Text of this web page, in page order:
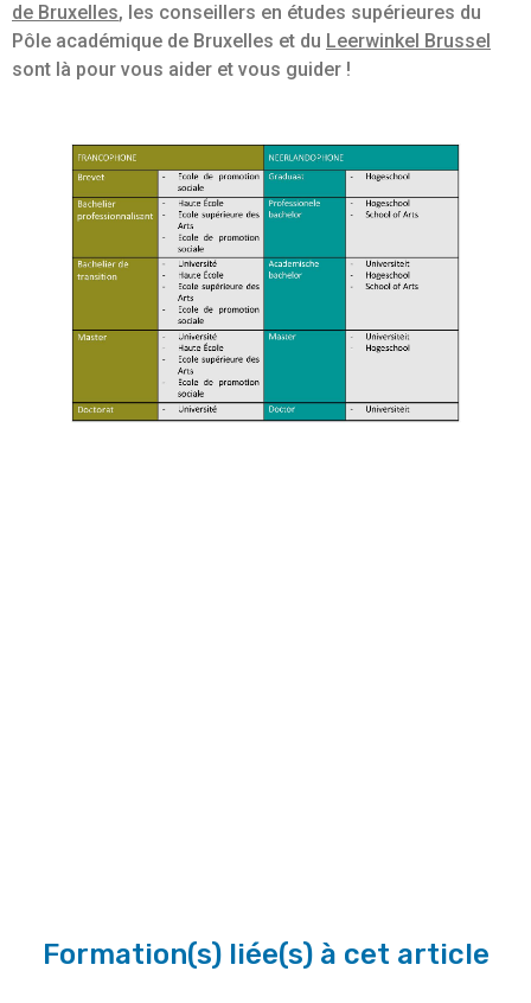
de Bruxelles, les conseillers en études supérieures du
Pôle académique de Bruxelles et du Leerwinkel Brussel
sont là pour vous aider et vous guider !
Formation(s) liée(s) à cet article